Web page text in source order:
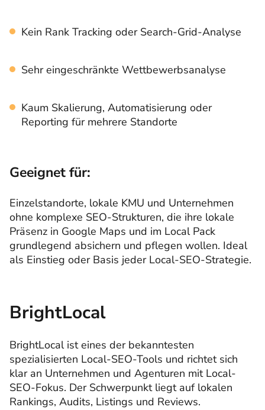
Kein Rank Tracking oder Search-Grid-Analyse
Sehr eingeschränkte Wettbewerbsanalyse
Kaum Skalierung, Automatisierung oder
Reporting für mehrere Standorte
Geeignet für:
Einzelstandorte, lokale KMU und Unternehmen
ohne komplexe SEO-Strukturen, die ihre lokale
Präsenz in Google Maps und im Local Pack
grundlegend absichern und pflegen wollen. Ideal
als Einstieg oder Basis jeder Local-SEO-Strategie.
BrightLocal
BrightLocal ist eines der bekanntesten
spezialisierten Local-SEO-Tools und richtet sich
klar an Unternehmen und Agenturen mit Local-
SEO-Fokus. Der Schwerpunkt liegt auf lokalen
Rankings, Audits, Listings und Reviews.